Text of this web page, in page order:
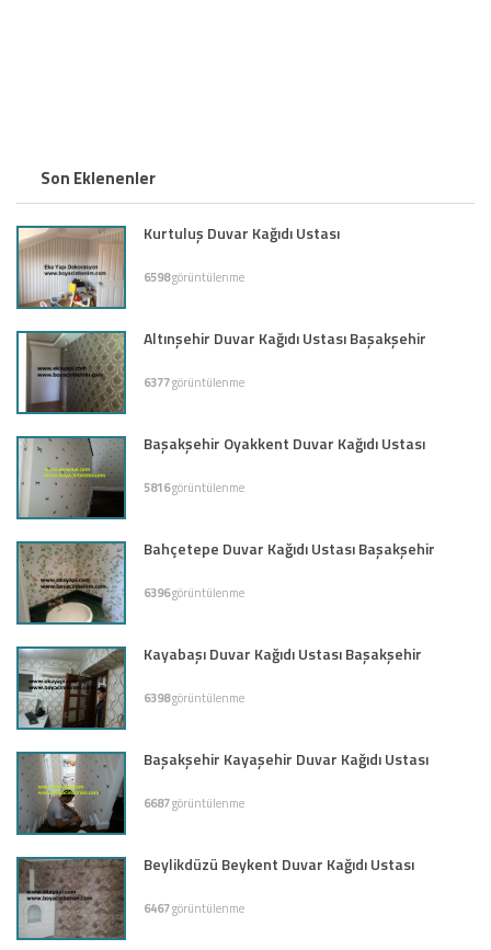
Son Eklenenler
Kurtuluş Duvar Kağıdı Ustası
6598görüntülenme
Altınşehir Duvar Kağıdı Ustası Başakşehir
6377görüntülenme
Başakşehir Oyakkent Duvar Kağıdı Ustası
5816görüntülenme
Bahçetepe Duvar Kağıdı Ustası Başakşehir
6396görüntülenme
Kayabaşı Duvar Kağıdı Ustası Başakşehir
6398görüntülenme
Başakşehir Kayaşehir Duvar Kağıdı Ustası
6687görüntülenme
Beylikdüzü Beykent Duvar Kağıdı Ustası
6467görüntülenme